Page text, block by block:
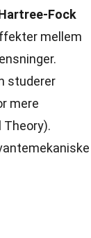
Fock
mellem
studerer
mere
Theory).